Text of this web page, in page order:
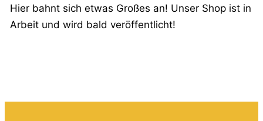
Hier bahnt sich etwas Großes an! Unser Shop ist in
Arbeit und wird bald veröffentlicht!